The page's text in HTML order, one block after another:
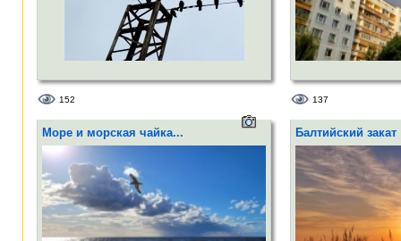
152 137
Море и морская чайка... Балтийский закат